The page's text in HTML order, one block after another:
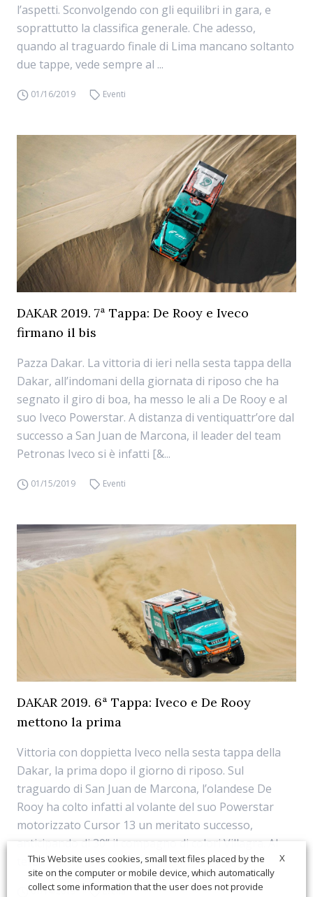
l’aspetti. Sconvolgendo con gli equilibri in gara, e
soprattutto la classifica generale. Che adesso,
quando al traguardo finale di Lima mancano soltanto
due tappe, vede sempre al ...
01/16/2019 Eventi
DAKAR 2019. 7ª Tappa: De Rooy e Iveco
firmano il bis
Pazza Dakar. La vittoria di ieri nella sesta tappa della
Dakar, all’indomani della giornata di riposo che ha
segnato il giro di boa, ha messo le ali a De Rooy e al
suo Iveco Powerstar. A distanza di ventiquattr’ore dal
successo a San Juan de Marcona, il leader del team
Petronas Iveco si è infatti [&...
01/15/2019 Eventi
DAKAR 2019. 6ª Tappa: Iveco e De Rooy
mettono la prima
Vittoria con doppietta Iveco nella sesta tappa della
Dakar, la prima dopo il giorno di riposo. Sul
traguardo di San Juan de Marcona, l’olandese De
Rooy ha colto infatti al volante del suo Powerstar
motorizzato Cursor 13 un meritato successo,
anticipando di 30” il compagno di colori Villagra. Al
terz...
01/14/2019 Eventi
X
This Website uses cookies, small text files placed by the
site on the computer or mobile device, which automatically
collect some information that the user does not provide